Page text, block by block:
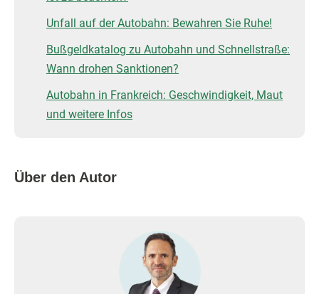
Unfall auf der Autobahn: Bewahren Sie Ruhe!
Bußgeldkatalog zu Autobahn und Schnellstraße:
Wann drohen Sanktionen?
Autobahn in Frankreich: Geschwindigkeit, Maut
und weitere Infos
Über den Autor